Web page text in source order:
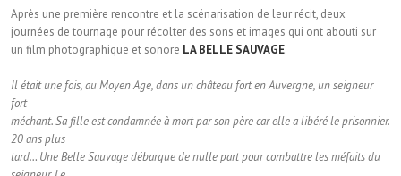
Après une première rencontre et la scénarisation de leur récit, deux
journées de tournage pour récolter des sons et images qui ont abouti sur
un film photographique et sonore LA BELLE SAUVAGE.
Il était une fois, au Moyen Age, dans un château fort en Auvergne, un seigneur
fort
méchant. Sa fille est condamnée à mort par son père car elle a libéré le prisonnier.
20 ans plus
tard… Une Belle Sauvage débarque de nulle part pour combattre les méfaits du